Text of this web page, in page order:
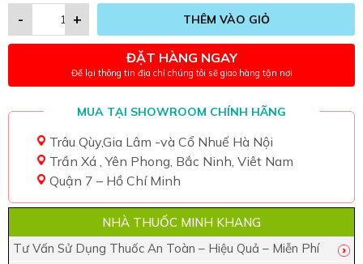
+
- THÊM VÀO GIỎ
ĐẶT HÀNG NGAY
Để lại thông tin địa chỉ chúng tôi sẽ giao hàng tận nơi
MUA TẠI SHOWROOM CHÍNH HÃNG
Trâu Qùy,Gia Lâm -và Cổ Nhuế Hà Nội
Trần Xá , Yên Phong, Bắc Ninh, Viêt Nam
Quận 7 – Hồ Chí Minh
NHÀ THUỐC MINH KHANG
Tư Vấn Sử Dụng Thuốc An Toàn – Hiệu Quả – Miễn Phí